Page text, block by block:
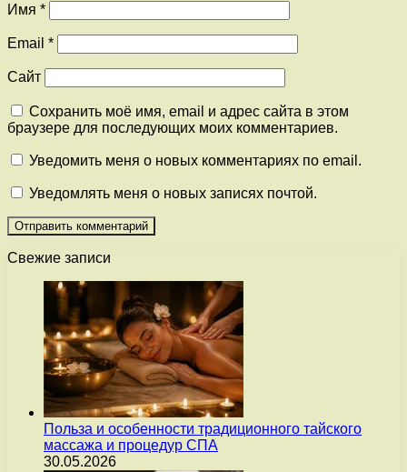
Имя *
Email *
Сайт
Сохранить моё имя, email и адрес сайта в этом
браузере для последующих моих комментариев.
Уведомить меня о новых комментариях по email.
Уведомлять меня о новых записях почтой.
Свежие записи
Польза и особенности традиционного тайского
массажа и процедур СПА
30.05.2026